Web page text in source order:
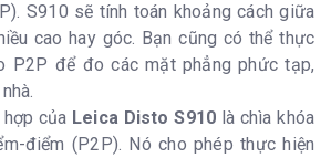
S910 sẽ tính toán khoảng cách giữa
cao hay góc. Bạn cũng có thể thực
P2P để đo các mặt phẳng phức tạp,
của Leica Disto S910 là chìa khóa
điểm (P2P). Nó cho phép thực hiện